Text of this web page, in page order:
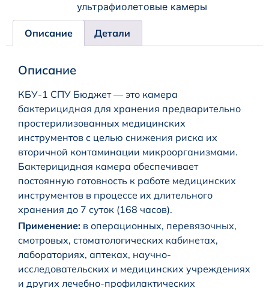
ультрафиолетовые камеры
Описание Детали
Описание
КБУ-1 СПУ Бюджет — это камера
бактерицидная для хранения предварительно
простерилизованных медицинских
инструментов с целью снижения риска их
вторичной контаминации микроорганизмами.
Бактерицидная камера обеспечивает
постоянную готовность к работе медицинских
инструментов в процессе их длительного
хранения до 7 суток (168 часов).
Применение: в операционных, перевязочных,
смотровых, стоматологических кабинетах,
лабораториях, аптеках, научно-
исследовательских и медицинских учреждениях
и других лечебно-профилактических